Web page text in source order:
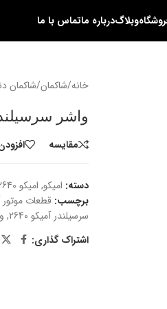
وبلاگدرباره ماتماس با ما
خانه/شاکمان/شاکمان
واشر سرسیلندر
مقایسه
دسته: امیکو, امیکو 2640
برچسب: قطعات موتور
سرسیلندر آمیکو 2640
,
اشتراک گذاری: